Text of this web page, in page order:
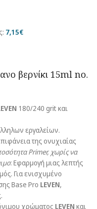
7,15€
βερνίκι 15ml no.
180/240 grit και
εργαλείων.
της ονυχιαίας
Primer, χωρίς να
: Εφαρμογή μιας λεπτής
Για ενισχυμένο
Base Pro LEVEN,
χρώματος LEVEN και